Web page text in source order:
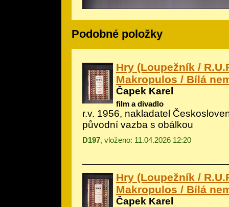
Podobné položky
Hry (Loupežník /
Makropulos / Bílá
Čapek Karel
film a divadlo
r.v. 1956, nakladatel
původní vazba s obálkou
D197, vloženo: 11.04.2026 12:20
Hry (Loupežník /
Makropulos / Bílá
Čapek Karel